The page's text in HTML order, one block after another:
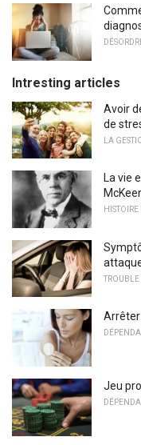
Intresting articles
Avoir
de
LA
La vie
Jeu